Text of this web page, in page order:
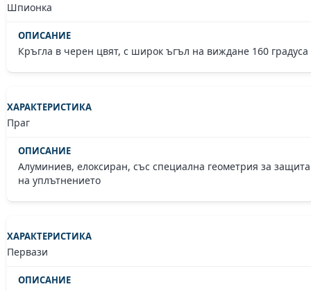
Шпионка
Кръгла в черен цвят, с широк ъгъл на виждане 160 градуса
Праг
Алуминиев, елоксиран, със специална геометрия за защита
на уплътнението
Первази